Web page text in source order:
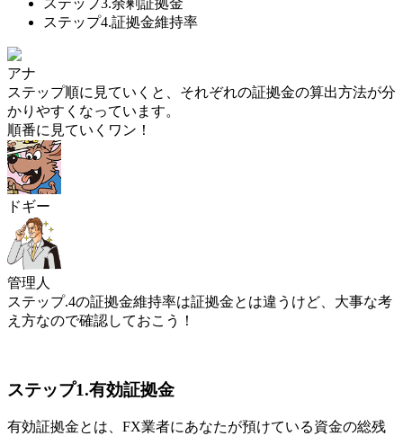
ステップ3.余剰証拠金
ステップ4.証拠金維持率
アナ
ステップ順に見ていくと、それぞれの証拠金の算出方法が分
かりやすくなっています。
順番に見ていくワン！
ドギー
管理人
ステップ.4の証拠金維持率は証拠金とは違うけど、大事な考
え方なので確認しておこう！
ステップ1.有効証拠金
有効証拠金とは、FX業者にあなたが預けている資金の総残